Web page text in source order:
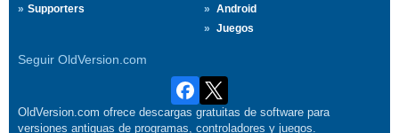
Supporters
Android
Juegos
Seguir OldVersion.com
OldVersion.com ofrece descargas gratuitas de software para
versiones antiguas de programas, controladores y juegos.